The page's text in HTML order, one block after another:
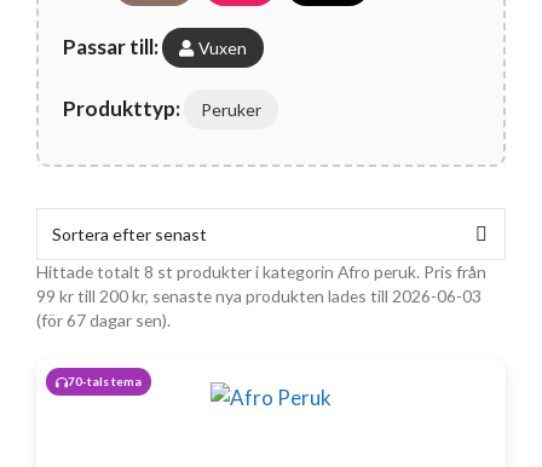
Passar till: Vuxen
Produkttyp: Peruker
Hittade totalt 8 st produkter i kategorin Afro peruk. Pris från
99 krtill 200kr, senaste nya produkten lades till 2026-06-03
(för 67 dagar sen).
70-tals tema